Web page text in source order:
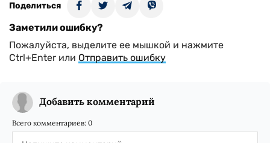
Поделиться
Заметили ошибку?
Пожалуйста, выделите ее мышкой и нажмите
Ctrl+Enter или Отправить ошибку
Добавить комментарий
Всего комментариев: 0